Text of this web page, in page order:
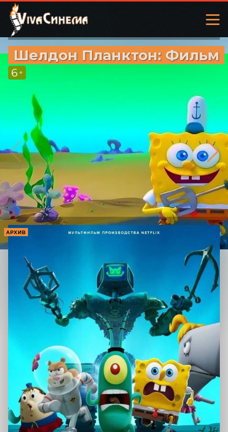
Шелдон Планктон: Фильм
6 +
АРХИВ